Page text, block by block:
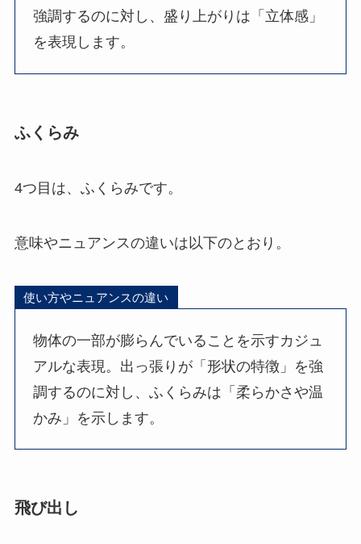
強調するのに対し、盛り上がりは「立体感」
を表現します。
ふくらみ
4つ目は、ふくらみです。
意味やニュアンスの違いは以下のとおり。
使い方やニュアンスの違い
物体の一部が膨らんでいることを示すカジュ
アルな表現。出っ張りが「形状の特徴」を強
調するのに対し、ふくらみは「柔らかさや温
かみ」を示します。
飛び出し